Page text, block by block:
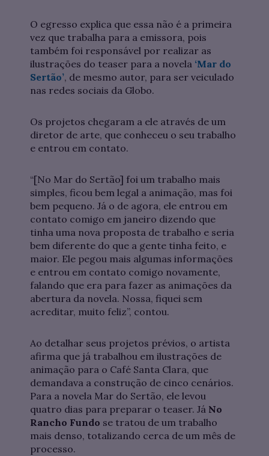
O egresso explica que essa não é a primeira
vez que trabalha para a emissora, pois
também foi responsável por realizar as
ilustrações do teaser para a novela ‘Mar do
Sertão’, de mesmo autor, para ser veiculado
nas redes sociais da Globo.
Os projetos chegaram a ele através de um
diretor de arte, que conheceu o seu trabalho
e entrou em contato.
“[No Mar do Sertão] foi um trabalho mais
simples, ficou bem legal a animação, mas foi
bem pequeno. Já o de agora, ele entrou em
contato comigo em janeiro dizendo que
tinha uma nova proposta de trabalho e seria
bem diferente do que a gente tinha feito, e
maior. Ele pegou mais algumas informações
e entrou em contato comigo novamente,
falando que era para fazer as animações da
abertura da novela. Nossa, fiquei sem
acreditar, muito feliz”, contou.
Ao detalhar seus projetos prévios, o artista
afirma que já trabalhou em ilustrações de
animação para o Café Santa Clara, que
demandava a construção de cinco cenários.
Para a novela Mar do Sertão, ele levou
quatro dias para preparar o teaser. Já No
Rancho Fundo se tratou de um trabalho
mais denso, totalizando cerca de um mês de
processo.